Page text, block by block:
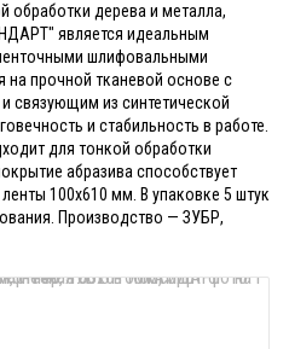
обработки дерева и металла,
является идеальным
шлифовальными
прочной тканевой основе с
связующим из синтетической
и стабильность в работе.
для тонкой обработки
абразива способствует
100х610 мм. В упаковке 5 штук
Производство — ЗУБР,